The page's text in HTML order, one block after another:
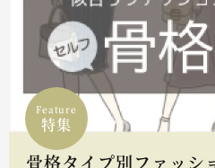
Feature
特集
骨格タイプ別ファッシ